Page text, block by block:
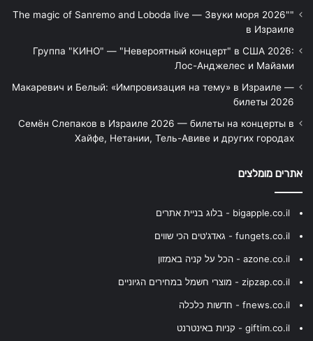
"The magic of Sanremo and Loboda live — Звуки моря 2026"
в Израиле
Группа "КИНО" — "Невероятный концерт" в США 2026:
Лос-Анджелес и Майами
Макаревич и Белый: «Импровизация на тему» в Израиле —
билеты 2026
Семён Слепаков в Израиле 2026 — билеты на концерты в
Хайфе, Нетании, Тель-Авиве и других городах
אתרים מומלצים
bigapple.co.il - בלוג בניית אתרים
fungets.co.il - גאדג'טים הכי שווים
azone.co.il - הכל על קניה באמזון
zipzap.co.il - מוצרי חשמל במחירים הגיוניים
fnews.co.il - חדשות כלכלה
giftim.co.il - קניות באינטרנט